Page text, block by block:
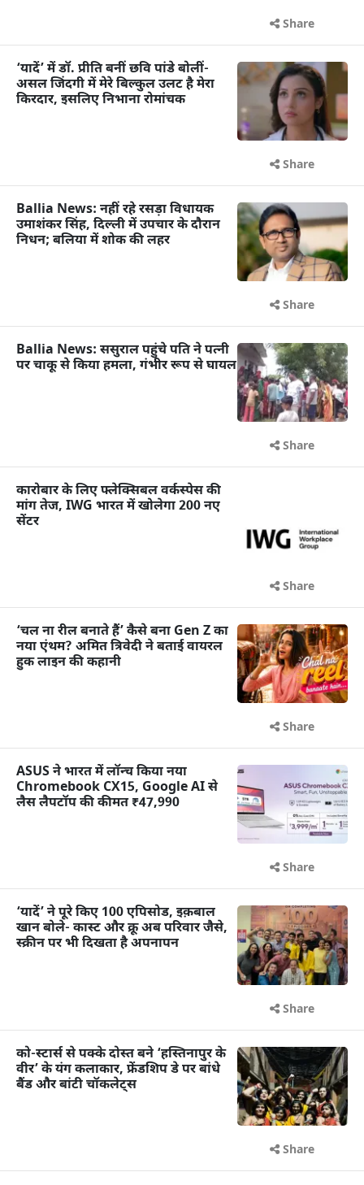
Share
‘यादें’ में डॉ. प्रीति बनीं छवि पांडे बोलीं-
असल जिंदगी में मेरे बिल्कुल उलट है मेरा
किरदार, इसलिए निभाना रोमांचक
Share
Ballia News: नहीं रहे रसड़ा विधायक
उमाशंकर सिंह, दिल्ली में उपचार के दौरान
निधन; बलिया में शोक की लहर
Share
Ballia News: ससुराल पहुंचे पति ने पत्नी
पर चाकू से किया हमला, गंभीर रूप से घायल
Share
कारोबार के लिए फ्लेक्सिबल वर्कस्पेस की
मांग तेज, IWG भारत में खोलेगा 200 नए
सेंटर
Share
‘चल ना रील बनाते हैं’ कैसे बना Gen Z का
नया एंथम? अमित त्रिवेदी ने बताई वायरल
हुक लाइन की कहानी
Share
ASUS ने भारत में लॉन्च किया नया
Chromebook CX15, Google AI से
लैस लैपटॉप की कीमत ₹47,990
Share
‘यादें’ ने पूरे किए 100 एपिसोड, इक़बाल
खान बोले- कास्ट और क्रू अब परिवार जैसे,
स्क्रीन पर भी दिखता है अपनापन
Share
को-स्टार्स से पक्के दोस्त बने ‘हस्तिनापुर के
वीर’ के यंग कलाकार, फ्रेंडशिप डे पर बांधे
बैंड और बांटी चॉकलेट्स
Share